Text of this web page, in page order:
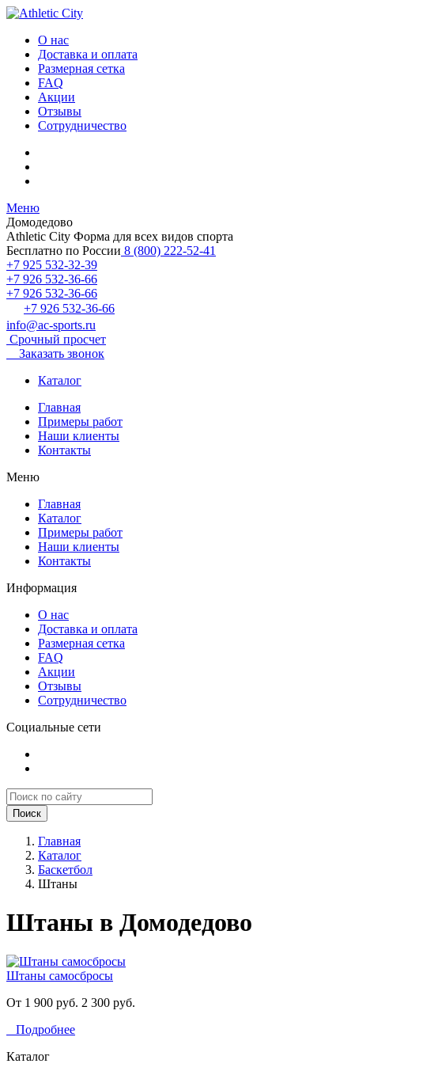
О нас
Доставка и оплата
Размерная сетка
FAQ
Акции
Отзывы
Сотрудничество
Меню
Домодедово
Athletic City Форма для всех видов спорта
Бесплатно по России 8 (800) 222-52-41
+7 925 532-32-39
+7 926 532-36-66
+7 926 532-36-66
+7 926 532-36-66
info@ac-sports.ru
Срочный просчет
Заказать звонок
Каталог
Главная
Примеры работ
Наши клиенты
Контакты
Меню
Главная
Каталог
Примеры работ
Наши клиенты
Контакты
Информация
О нас
Доставка и оплата
Размерная сетка
FAQ
Акции
Отзывы
Сотрудничество
Социальные сети
Поиск
Главная
Каталог
Баскетбол
Штаны
Штаны в Домодедово
Штаны самосбросы
От 1 900 руб. 2 300 руб.
Подробнее
Каталог